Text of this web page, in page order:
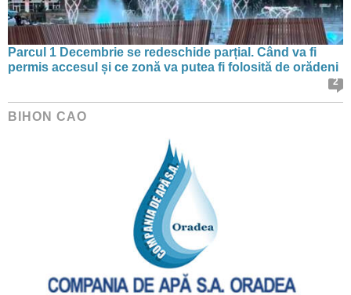
Parcul 1 Decembrie se redeschide parțial. Când va fi
permis accesul și ce zonă va putea fi folosită de orădeni
2
BIHON CAO